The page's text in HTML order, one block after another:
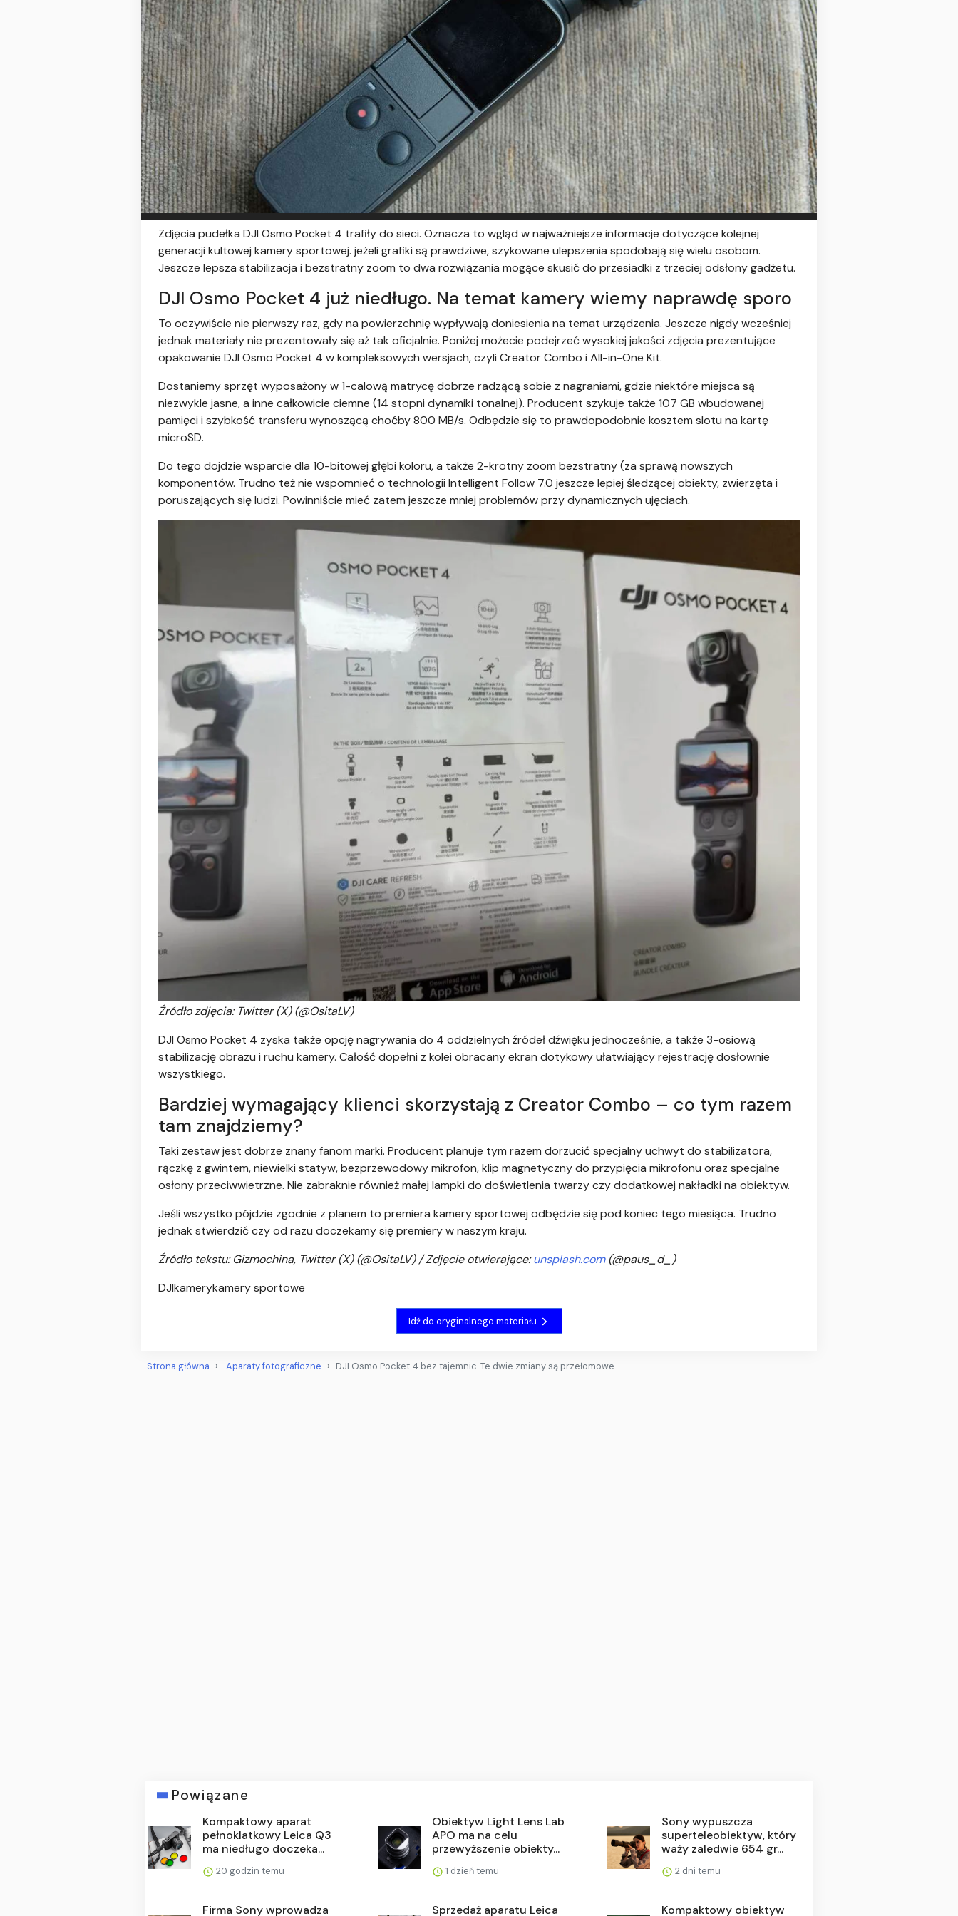
Zdjęcia pudełka DJI Osmo Pocket 4 trafiły do sieci. Oznacza to wgląd w najważniejsze informacje dotyczące kolejnej
generacji kultowej kamery sportowej. jeżeli grafiki są prawdziwe, szykowane ulepszenia spodobają się wielu osobom.
Jeszcze lepsza stabilizacja i bezstratny zoom to dwa rozwiązania mogące skusić do przesiadki z trzeciej odsłony gadżetu.
DJI Osmo Pocket 4 już niedługo. Na temat kamery wiemy naprawdę sporo
To oczywiście nie pierwszy raz, gdy na powierzchnię wypływają doniesienia na temat urządzenia. Jeszcze nigdy wcześniej
jednak materiały nie prezentowały się aż tak oficjalnie. Poniżej możecie podejrzeć wysokiej jakości zdjęcia prezentujące
opakowanie DJI Osmo Pocket 4 w kompleksowych wersjach, czyli Creator Combo i All-in-One Kit.
Dostaniemy sprzęt wyposażony w 1-calową matrycę dobrze radzącą sobie z nagraniami, gdzie niektóre miejsca są
niezwykle jasne, a inne całkowicie ciemne (14 stopni dynamiki tonalnej). Producent szykuje także 107 GB wbudowanej
pamięci i szybkość transferu wynoszącą choćby 800 MB/s. Odbędzie się to prawdopodobnie kosztem slotu na kartę
microSD.
Do tego dojdzie wsparcie dla 10-bitowej głębi koloru, a także 2-krotny zoom bezstratny (za sprawą nowszych
komponentów. Trudno też nie wspomnieć o technologii Intelligent Follow 7.0 jeszcze lepiej śledzącej obiekty, zwierzęta i
poruszających się ludzi. Powinniście mieć zatem jeszcze mniej problemów przy dynamicznych ujęciach.
Źródło zdjęcia: Twitter (X) (@OsitaLV)
DJI Osmo Pocket 4 zyska także opcję nagrywania do 4 oddzielnych źródeł dźwięku jednocześnie, a także 3-osiową
stabilizację obrazu i ruchu kamery. Całość dopełni z kolei obracany ekran dotykowy ułatwiający rejestrację dosłownie
wszystkiego.
Bardziej wymagający klienci skorzystają z Creator Combo – co tym razem
tam znajdziemy?
Taki zestaw jest dobrze znany fanom marki. Producent planuje tym razem dorzucić specjalny uchwyt do stabilizatora,
rączkę z gwintem, niewielki statyw, bezprzewodowy mikrofon, klip magnetyczny do przypięcia mikrofonu oraz specjalne
osłony przeciwwietrzne. Nie zabraknie również małej lampki do doświetlenia twarzy czy dodatkowej nakładki na obiektyw.
Jeśli wszystko pójdzie zgodnie z planem to premiera kamery sportowej odbędzie się pod koniec tego miesiąca. Trudno
jednak stwierdzić czy od razu doczekamy się premiery w naszym kraju.
Źródło tekstu: Gizmochina, Twitter (X) (@OsitaLV) / Zdjęcie otwierające:unsplash.com(@paus_d_)
DJIkamerykamery sportowe
Idź do oryginalnego materiału
Strona główna Aparaty fotograficzne DJI Osmo Pocket 4 bez tajemnic. Te dwie zmiany są przełomowe
Powiązane
Kompaktowy aparat
pełnoklatkowy Leica Q3
ma niedługo doczeka...
20 godzin temu
Obiektyw Light Lens Lab
APO ma na celu
przewyższenie obiekty...
1 dzień temu
Sony wypuszcza
superteleobiektyw, który
waży zaledwie 654 gr...
2 dni temu
Firma Sony wprowadza Sprzedaż aparatu Leica Kompaktowy obiektyw